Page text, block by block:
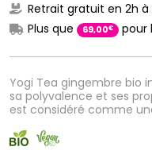
Yogi Tea gingembre bio
sa polyvalence et ses
est considéré comme
Retrait gratuit en 2h
Plus que
69,00€ pour